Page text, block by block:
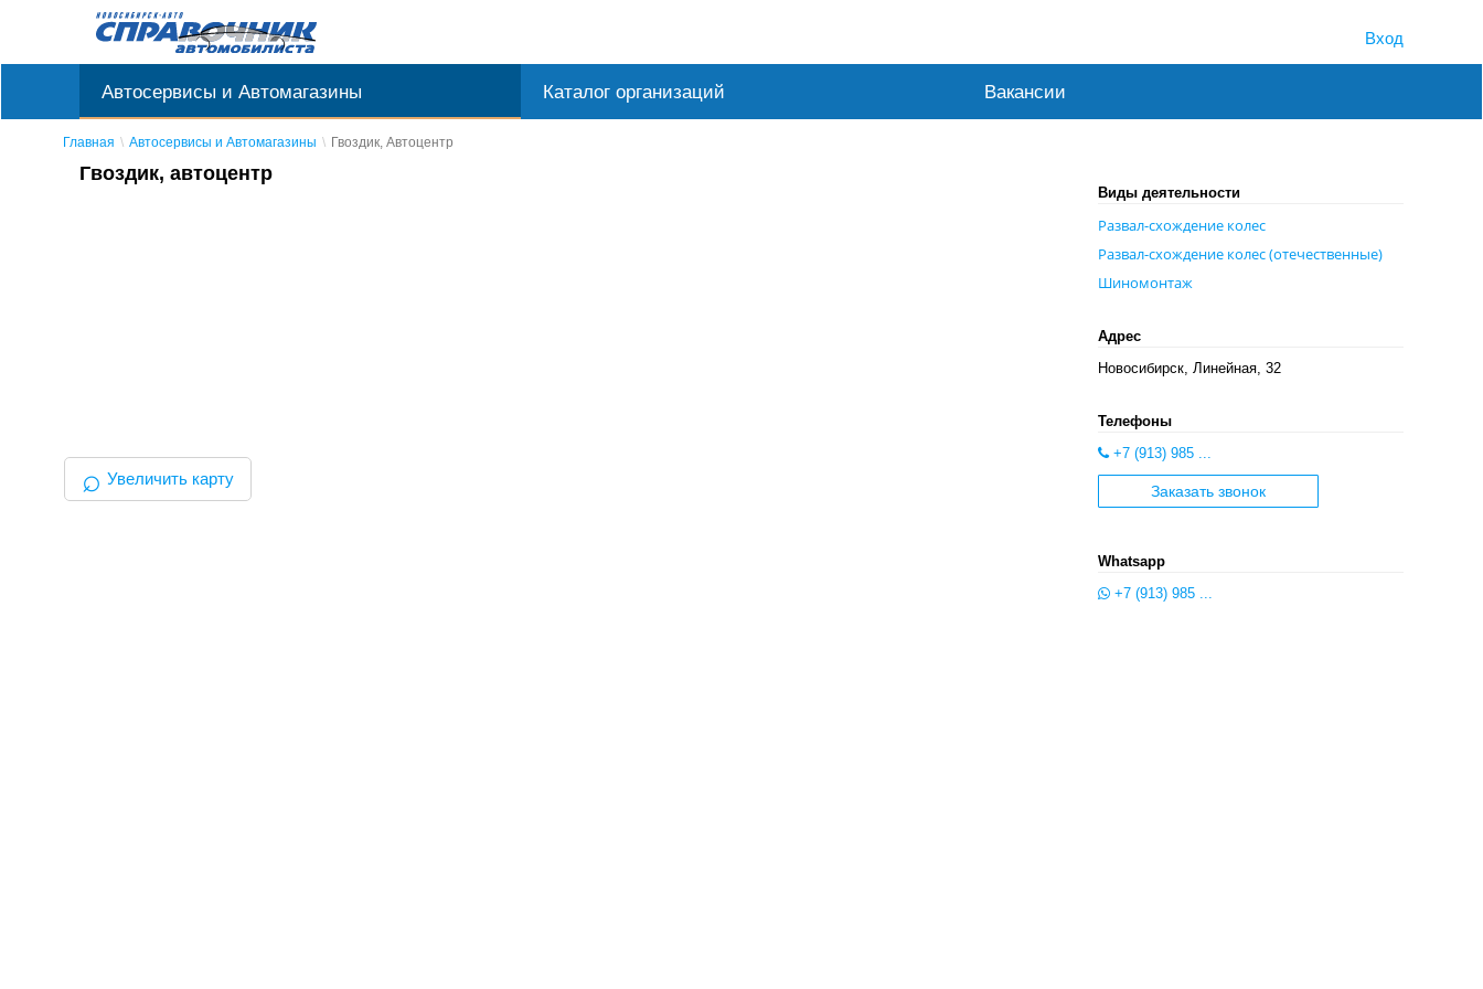
Вход
Автосервисы и Автомагазины Каталог организаций Вакансии
Главная Автосервисы и Автомагазины Гвоздик, Автоцентр
Гвоздик, автоцентр
⌕ Увеличить карту
Виды деятельности
Развал-схождение колес
Развал-схождение колес (отечественные)
Шиномонтаж
Адрес
Новосибирск, Линейная, 32
Телефоны
+7 (913) 985 ...
Заказать звонок
Whatsapp
+7 (913) 985 ...